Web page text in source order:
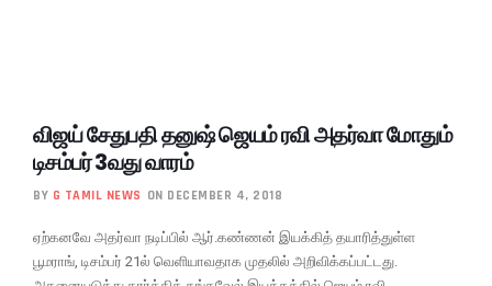
விஜய் சேதுபதி தனுஷ் ஜெயம் ரவி அதர்வா மோதும்
டிசம்பர் 3வது வாரம்
BY G TAMIL NEWS ON DECEMBER 4, 2018
ஏற்கனவே அதர்வா நடிப்பில் ஆர்.கண்ணன் இயக்கித் தயாரித்துள்ள
பூமராங், டிசம்பர் 21ல் வெளியாவதாக முதலில் அறிவிக்கப்பட்டது.